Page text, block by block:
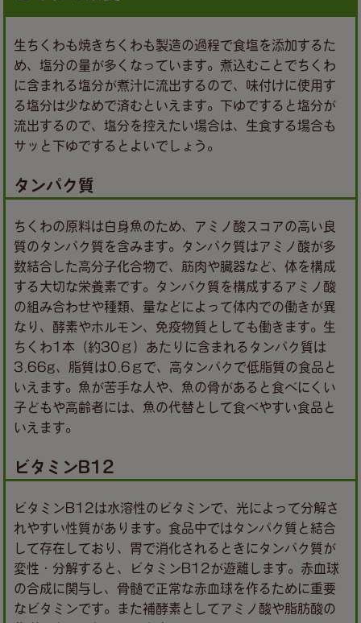
生ちくわも焼きちくわも製造の過程で食塩を添加するた
め、塩分の量が多くなっています。煮込むことでちくわ
に含まれる塩分が煮汁に流出するので、味付けに使用す
る塩分は少なめで済むといえます。下ゆですると塩分が
流出するので、塩分を控えたい場合は、生食する場合も
サッと下ゆでするとよいでしょう。
タンパク質
ちくわの原料は白身魚のため、アミノ酸スコアの高い良
質のタンパク質を含みます。タンパク質はアミノ酸が多
数結合した高分子化合物で、筋肉や臓器など、体を構成
する大切な栄養素です。タンパク質を構成するアミノ酸
の組み合わせや種類、量などによって体内での働きが異
なり、酵素やホルモン、免疫物質としても働きます。生
ちくわ1本（約30ｇ）あたりに含まれるタンパク質は
3.66g、脂質は0.6ｇで、高タンパクで低脂質の食品と
いえます。魚が苦手な人や、魚の骨があると食べにくい
子どもや高齢者には、魚の代替として食べやすい食品と
いえます。
ビタミンB12
ビタミンB12は水溶性のビタミンで、光によって分解さ
れやすい性質があります。食品中ではタンパク質と結合
して存在しており、胃で消化されるときにタンパク質が
変性・分解すると、ビタミンB12が遊離します。赤血球
の合成に関与し、骨髄で正常な赤血球を作るために重要
なビタミンです。また補酵素としてアミノ酸や脂肪酸の